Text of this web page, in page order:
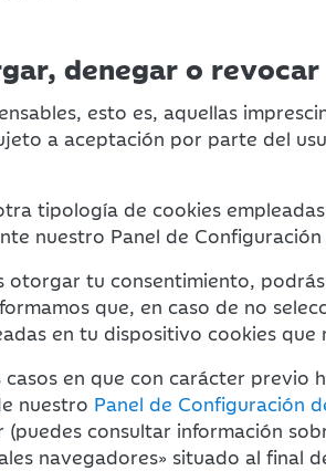
denegar o
esto es, aquellas
a aceptación por parte del
tipología de cookies
nuestro Panel de
otorgar tu consentimiento,
que, en caso de no
en tu dispositivo cookies que
casos en que con carácter
nuestro Panel de Configuración
consultar información
navegadores» situado al final